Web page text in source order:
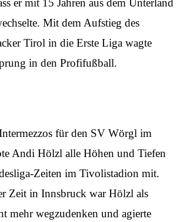
Mit dem Aufstieg des
Tirol in die Erste Liga wagte
in den Profifußball.
für den SV Wörgl im
Andi Hölzl alle Höhen und Tiefen
Zeiten im Tivolistadion mit.
Zeit in Innsbruck war Hölzl als
mehr wegzudenken und agierte